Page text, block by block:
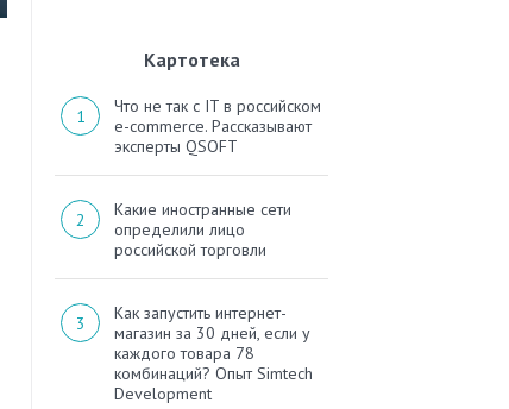
Картотека
Что не так с IT в российском
e-commerce. Рассказывают
эксперты QSOFT
Какие иностранные сети
определили лицо
российской торговли
Как запустить интернет-
магазин за 30 дней, если у
каждого товара 78
комбинаций? Опыт Simtech
Development